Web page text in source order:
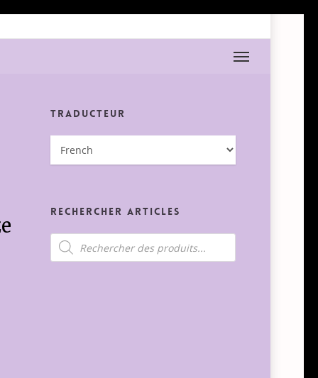
Menu
Traducteur
Rechercher Articles
Recherche
de
produits